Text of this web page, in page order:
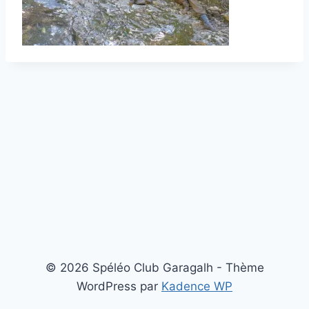
© 2026 Spéléo Club Garagalh - Thème
WordPress par Kadence WP